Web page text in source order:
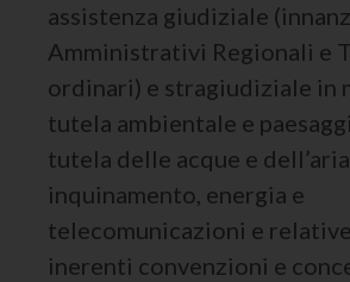
assistenza giudiziale
Amministrativi Regionali e
ordinari) e stragiudiziale in
tutela ambientale e
tutela delle acque e
inquinamento, energia e
telecomunicazioni e
inerenti convenzioni e